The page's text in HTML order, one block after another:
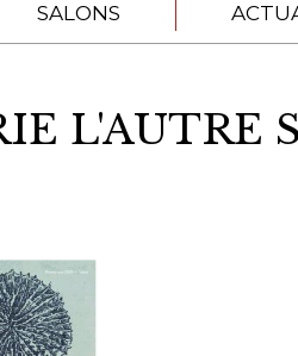
SALONS
L'AUTRE